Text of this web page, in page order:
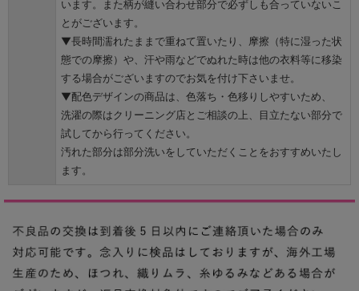
います。また柄が縫い合わせ部分で必ずしも合っていないこ
とがございます。
▼長時間濡れたままで重ねて置いたり、摩擦（特に湿った状
態での摩擦）や、汗や雨などでぬれた時は他の衣料等に移染
する場合がございますのでお気を付け下さいませ。
▼配色デザインの商品は、色落ち・色移りしやすいため、
洗濯の際はクリーニング店とご相談の上、目立たない部分で
試してから行ってください。
汚れた部分は部分洗いをしていただくことをおすすめいたし
ます。